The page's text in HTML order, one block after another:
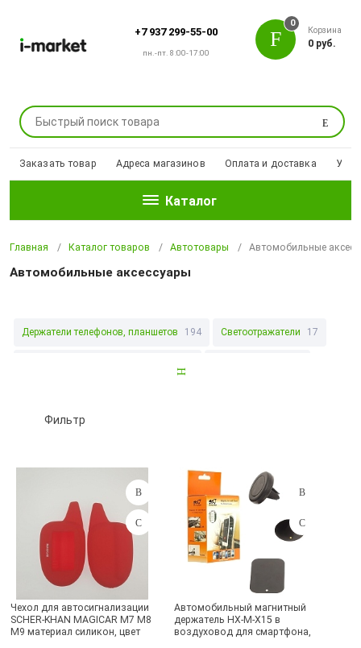
+7 937 299-55-00
пн.-пт. 8:00-17:00
Поиск
0
Корзина
0 руб.
Заказать товар Адреса магазинов Оплата и доставка
Каталог
Главная Каталог товаров Автотовары Автомобильные
Автомобильные аксессуары
Держатели телефонов, планшетов 194 Светоотражатели 17
Чехлы для брелка автосигнализаций
Фильтр
Розничная цена
Цвет
Чехол для автосигнализации
SCHER-KHAN MAGICAR M7 M8
M9 материал силикон, цвет
Автомобильный магнитный
держатель HX-M-X15 в
воздуховод для смартфона,